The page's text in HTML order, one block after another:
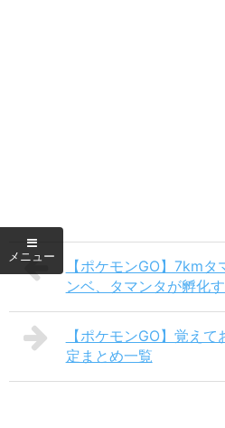
【ポケモンGO】7km
ンベ、タマンタが孵化
【ポケモンGO】覚え
定まとめ一覧